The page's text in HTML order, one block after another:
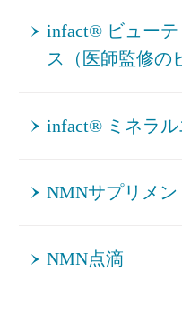
infact® ビューテ
ス（医師監修の
infact® ミネラ
NMNサプリメン
NMN点滴